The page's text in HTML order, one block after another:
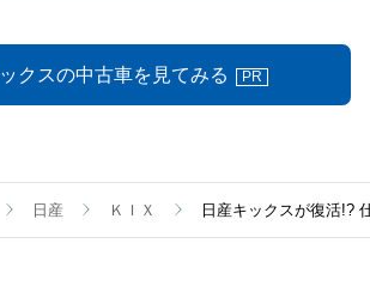
クスの中古車を見てみる PR
日産 ＫＩＸ 日産キックスが復活!?